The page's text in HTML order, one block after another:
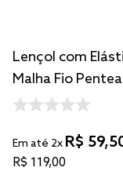
Lençol com
Malha Fio
Em até 2x R$ 59,
R$ 119,00
jogos cama
tencel